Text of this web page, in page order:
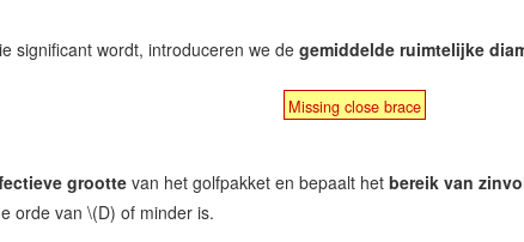
significant wordt, introduceren we de gemiddelde ruimtelijke
Missing close brace
groottevan het golfpakket en bepaalt het bereik van
orde van \(D) of minder is.